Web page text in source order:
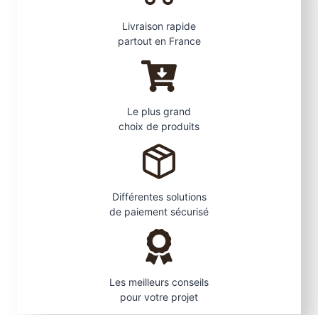
g
f
a
u
c
l
a
i
e
-
o
Livraison rapide
partout en France
Le plus grand
choix de produits
Différentes solutions
de paiement sécurisé
Les meilleurs conseils
pour votre projet